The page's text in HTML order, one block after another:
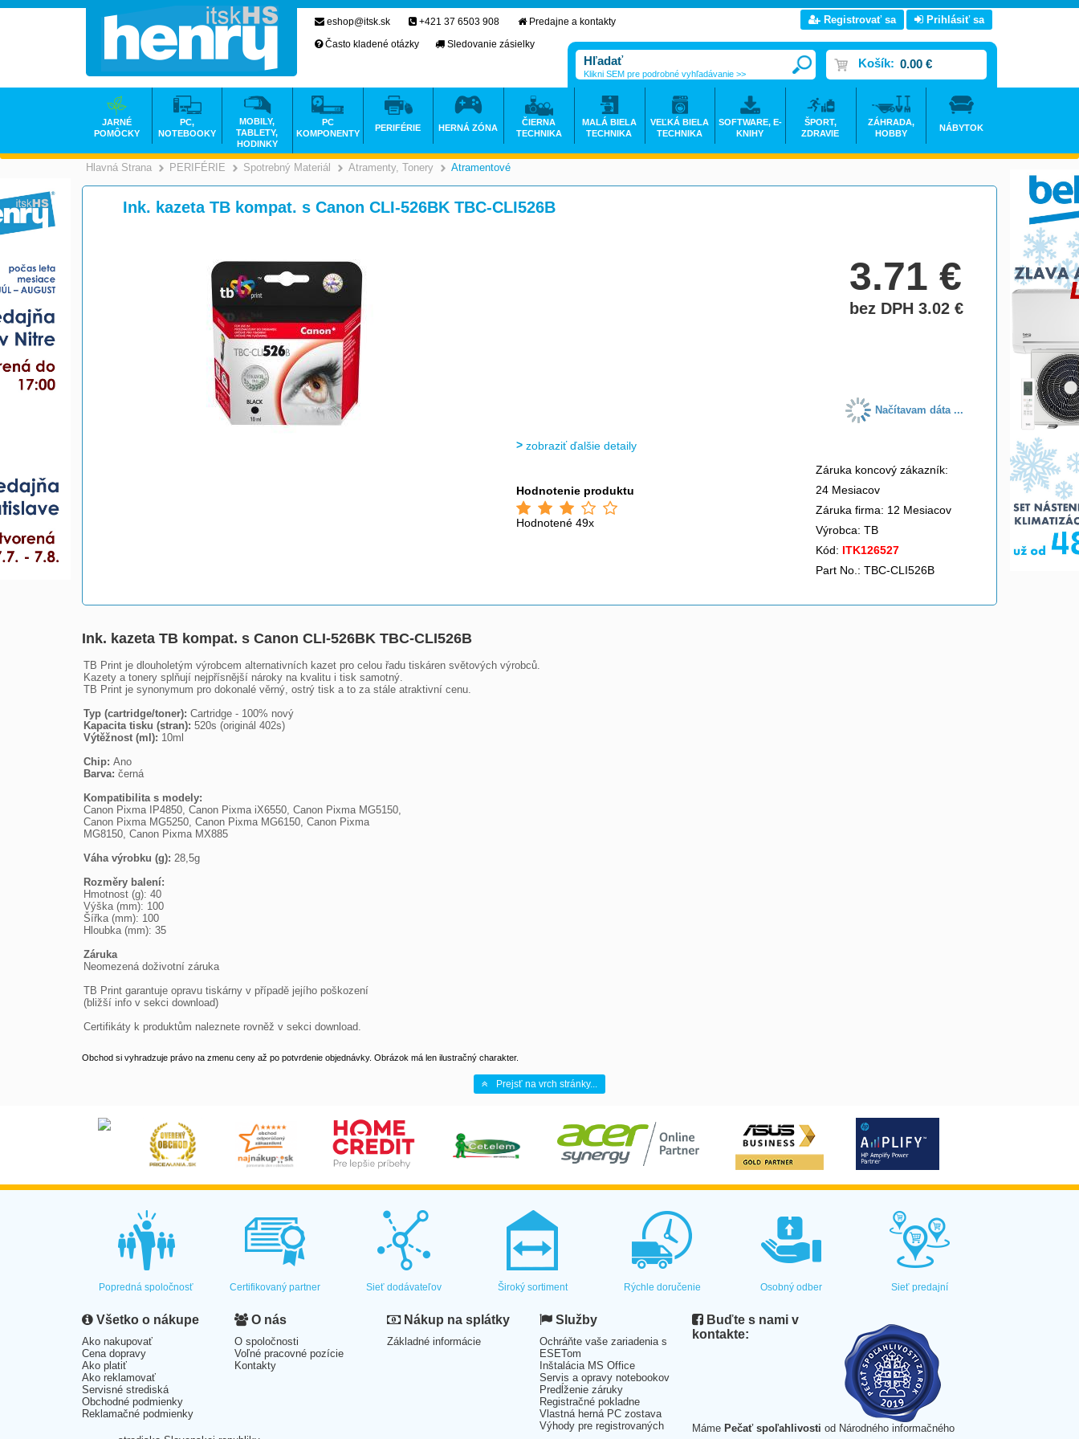
Hlavná Strana >
PERIFÉRIE >
Spotrebný Materiál >
Atramenty, Tonery >
Atramentové
Ink. kazeta TB kompat. s Canon CLI-526BK TBC-CLI526B
3.71€
bez DPH 3.02€
Načítavam dáta ...
zobraziť ďalšie detaily
Hodnotenie produktu
Hodnotené 49x
Záruka koncový zákazník:
24 Mesiacov
Záruka firma: 12 Mesiacov
Výrobca: TB
Kód: ITK126527
Part No.: TBC-CLI526B
Ink. kazeta TB kompat. s Canon CLI-526BK TBC-CLI526B
TB Print je dlouholetým výrobcem alternativních kazet pro celou řadu tiskáren světových výrobců.
Kazety a tonery splňují nejpřísnější nároky na kvalitu i tisk samotný.
TB Print je synonymum pro dokonalé věrný, ostrý tisk a to za stále atraktivní cenu.
Typ (cartridge/toner):
Kapacita tisku (stran):
Výtěžnost (ml): 10ml
Chip:
Barva: černá
Kompatibilita s modely:
Canon Pixma IP4850, Canon Pixma iX6550, Canon Pixma MG5150,
Canon Pixma MG5250, Canon Pixma MG6150, Canon Pixma
MG8150, Canon Pixma MX885
Váha výrobku (g): 28,5g
Rozměry balení:
Hmotnost (g): 40
Výška (mm): 100
Šířka (mm): 100
Hloubka (mm): 35
Záruka
Neomezená doživotní záruka
TB Print garantuje opravu tiskárny v případě jejího poškození
(bližší info v sekci download)
Certifikáty k produktům naleznete rovněž v sekci download.
Obchod si vyhradzuje právo na zmenu ceny až po potvrdenie objednávky. Obrázok má len ilustračný charakter.
Prejsť na vrch stránky...
eshop@itsk.sk +421 37 6503 908
Predajne a kontakty
Často kladené otázky
Sledovanie zásielky
Registrovať sa Prihlásiť sa
Košík: 0.00 €
Klikni SEM pre podrobné vyhľadávanie >>
JARNÉ
POMÔCKY
PC,
NOTEBOOKY
MOBILY,
TABLETY,
HODINKY
PC
KOMPONENTY
PERIFÉRIE HERNÁ ZÓNA
ČIERNA
TECHNIKA
MALÁ BIELA
TECHNIKA
VEĽKÁ BIELA
TECHNIKA
SOFTWARE, E-
KNIHY
ŠPORT,
ZDRAVIE
ZÁHRADA,
HOBBY
NÁBYTOK
Popredná spoločnosť Certifikovaný partner Sieť dodávateľov Široký sortiment Rýchle doručenie Osobný odber Sieť predajní
Všetko o nákupe
Ako nakupovať
Cena dopravy
Ako platiť
Ako reklamovať
Servisné strediská
Obchodné podmienky
Reklamačné podmienky
O nás
O spoločnosti
Voľné pracovné pozície
Kontakty
Nákup na splátky
Základné informácie
Služby
Ochráňte vaše zariadenia s
ESETom
Inštalácia MS Office
Servis a opravy notebookov
Predĺženie záruky
Registračné pokladne
Vlastná herná PC zostava
Výhody pre registrovaných
Buďte s nami v
kontakte:
Máme Pečať spoľahlivosti od Národného informačného